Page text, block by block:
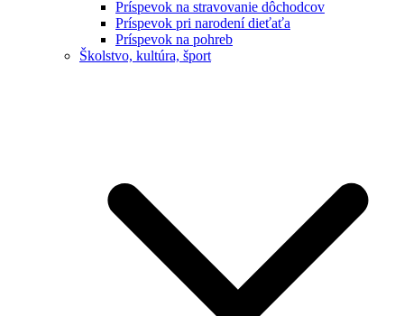
Príspevok na stravovanie dôchodcov
Príspevok pri narodení dieťaťa
Príspevok na pohreb
Školstvo, kultúra, šport